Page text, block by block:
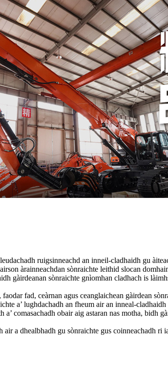
ruigsinneachd an inneil-cladhaidh gu
àrainneachdan sònraichte leithid slocan
gàirdeanan sònraichte gnìomhan cladhach is
fad, ceàrnan agus ceanglaichean gàirdean
a’ lughdachadh an fheum air an inneal-
a’ comasachadh obair aig astaran nas motha, bidh
a dhealbhadh gu sònraichte gus coinneachadh ri